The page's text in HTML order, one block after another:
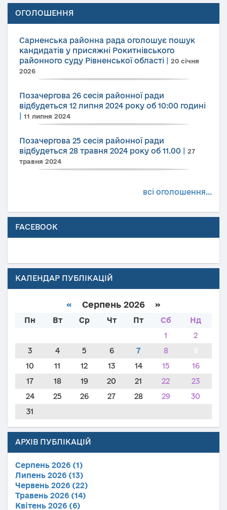
ОГОЛОШЕННЯ
Сарненська районна рада оголошує пошук
кандидатів у присяжні Рокитнівського
районного суду Рівненської області
20 січня
2026
Позачергова 26 сесія районної ради
відбудеться 12 липня 2024 року об 10:00 годині
11 липня 2024
Позачергова 25 сесія районної ради
відбудеться 28 травня 2024 року об 11.00
27
травня 2024
всі оголошення...
FACEBOOK
КАЛЕНДАР ПУБЛІКАЦІЙ
« Серпень 2026 »
Пн Вт Ср Чт Пт Сб
Нд
1
2
3
4 5 6 7 8
10
11 12 13 14 15
16
17
18 19 20 21 22
23
24
25 26 27 28 29
30
31
АРХІВ ПУБЛІКАЦІЙ
Серпень 2026 (1)
Липень 2026 (13)
Червень 2026 (22)
Травень 2026 (14)
Квітень 2026 (6)